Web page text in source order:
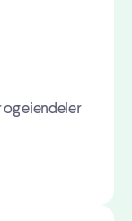
og eiendeler